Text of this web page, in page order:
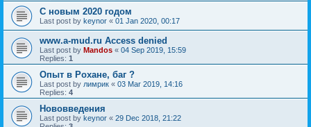
С новым 2020 годом
Last post by keynor « 01 Jan 2020, 00:17
www.a-mud.ru Access denied
Last post by Mandos « 04 Sep 2019, 15:59
Replies: 1
Опыт в Рохане, баг ?
Last post by лимрик « 03 Mar 2019, 14:16
Replies: 4
Нововведения
Last post by keynor « 29 Dec 2018, 21:22